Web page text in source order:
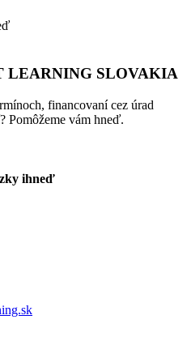
LEARNING SLOVAKIA
financovaní cez úrad
Pomôžeme vám hneď.
ihneď